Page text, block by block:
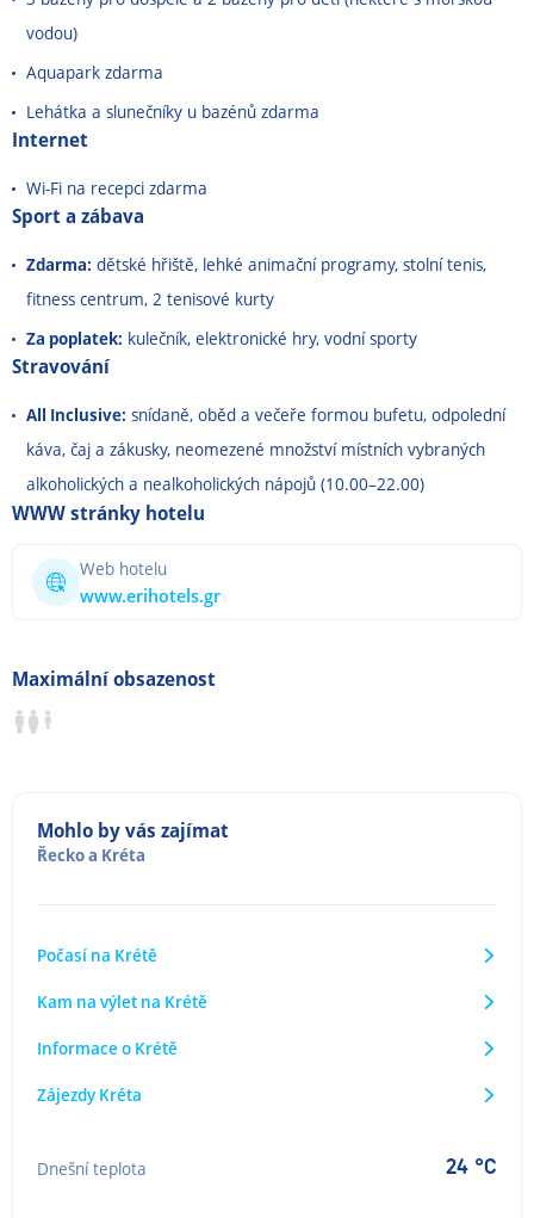
vodou)
Aquapark zdarma
Lehátka a slunečníky u bazénů zdarma
Internet
Wi-Fi na recepci zdarma
Sport a zábava
Zdarma: dětské hřiště, lehké animační programy, stolní tenis,
fitness centrum, 2 tenisové kurty
Za poplatek: kulečník, elektronické hry, vodní sporty
Stravování
All Inclusive: snídaně, oběd a večeře formou bufetu, odpolední
káva, čaj a zákusky, neomezené množství místních vybraných
alkoholických a nealkoholických nápojů (10.00–22.00)
WWW stránky hotelu
Web hotelu
www.erihotels.gr
Maximální obsazenost
Mohlo by vás zajímat
Řeckoa Kréta
Počasí na Krétě
Kam na výlet na Krétě
Informace o Krétě
Zájezdy Kréta
Dnešní teplota 24 °C